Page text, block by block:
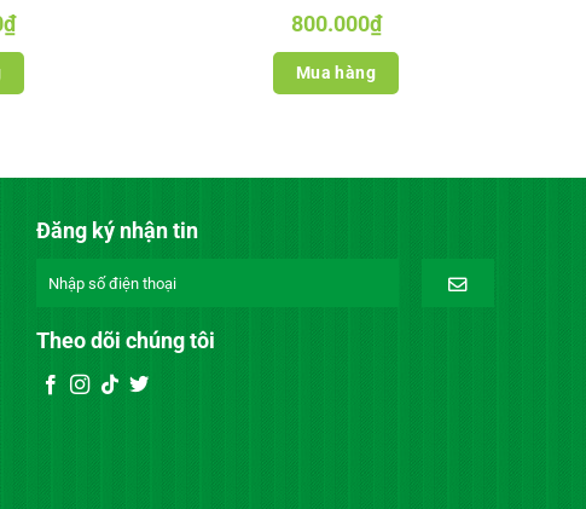
₫ 800.000₫
Mua hàng
Đăng ký nhận tin
Theo dõi chúng tôi